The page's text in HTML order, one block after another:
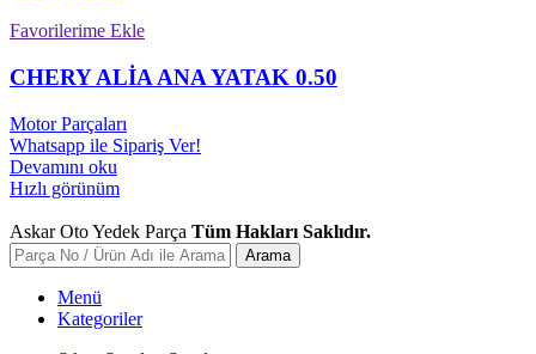
Favorilerime Ekle
CHERY ALİA ANA YATAK 0.50
Motor Parçaları
Whatsapp ile Sipariş Ver!
Devamını oku
Hızlı görünüm
Askar Oto Yedek Parça Tüm Hakları Saklıdır.
Arama
Menü
Kategoriler